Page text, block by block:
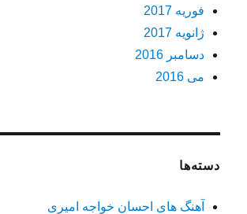
فوریه 2017
ژانویه 2017
دسامبر 2016
می 2016
دسته‌ها
آهنگ های احسان خواجه امیری